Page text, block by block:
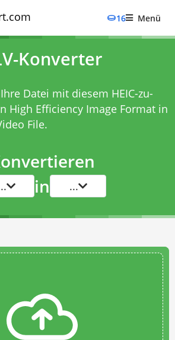
16 Menü
Konverter
Datei mit diesem HEIC-zu-
High Efficiency Image Format in
File.
in ...